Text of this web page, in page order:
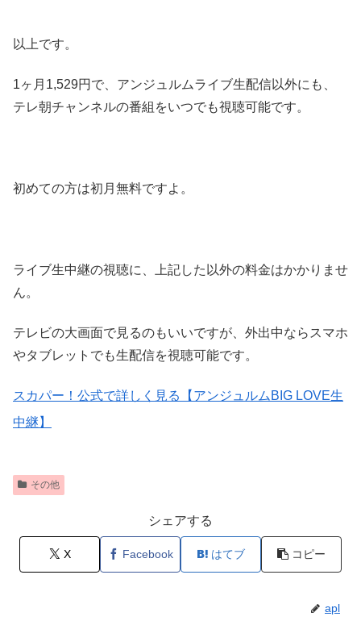
以上です。
1ヶ月1,529円で、アンジュルムライブ生配信以外にも、
テレ朝チャンネルの番組をいつでも視聴可能です。
初めての方は初月無料ですよ。
ライブ生中継の視聴に、上記した以外の料金はかかりませ
ん。
テレビの大画面で見るのもいいですが、外出中ならスマホ
やタブレットでも生配信を視聴可能です。
スカパー！公式で詳しく見る【アンジュルムBIG LOVE生
中継】
その他
シェアする
X Facebook はてブ コピー
apl